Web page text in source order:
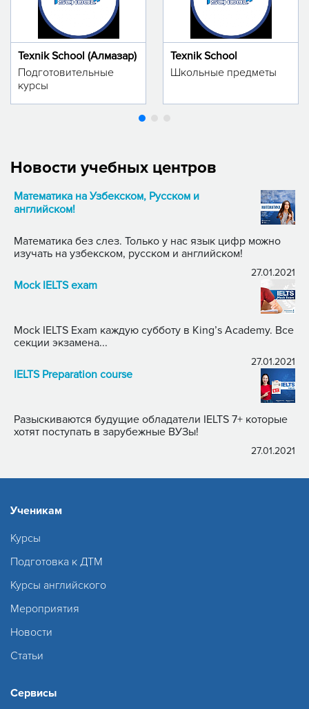
Texnik School (Алмазар)
Подготовительные
курсы
Texnik School
Школьные предметы
Новости учебных центров
Математика на Узбекском, Русском и
английском!
Математика без слез. Только у нас язык цифр можно
изучать на узбекском, русском и английском!
27.01.2021
Mock IELTS exam
Mock IELTS Exam каждую субботу в King’s Academy. Все
секции экзамена...
27.01.2021
IELTS Preparation course
Разыскиваются будущие обладатели IELTS 7+ которые
хотят поступать в зарубежные ВУЗы!
27.01.2021
Ученикам
Курсы
Подготовка к ДТМ
Курсы английского
Мероприятия
Новости
Статьи
Сервисы